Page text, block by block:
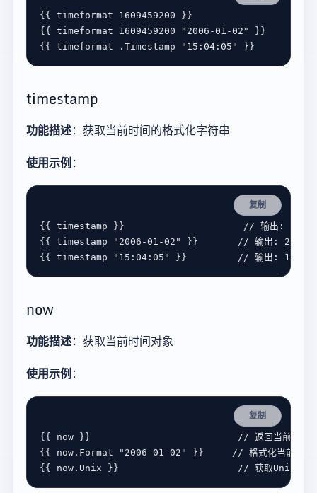
{{ timeformat 1609459200
{{ timeformat 1609459200 "2006-01-02"
}}
{{ timeformat . Timestamp "15:04:05" }}
timestamp
功能描述：获取当前时间的格式化字符串
使用示例：
复制
{{ timestamp }}
{{ timestamp "2006-01-02"
}}
{{ timestamp "15:04:05" }}
now
功能描述：获取当前时间对象
使用示例：
复制
{{ now }}
{{ now . Format "2006-01-02" }}
{{ now . Unix }}